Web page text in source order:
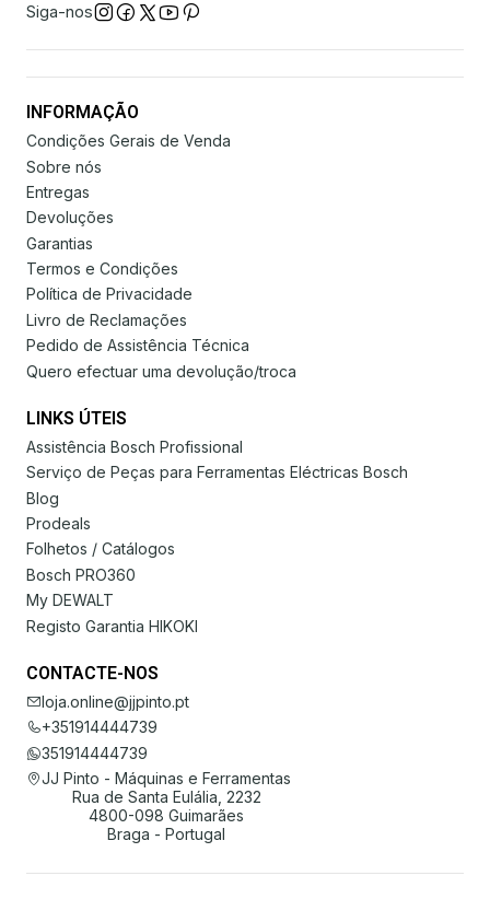
Siga-nos
INFORMAÇÃO
Condições Gerais de Venda
Sobre nós
Entregas
Devoluções
Garantias
Termos e Condições
Política de Privacidade
Livro de Reclamações
Pedido de Assistência Técnica
Quero efectuar uma devolução/troca
LINKS ÚTEIS
Assistência Bosch Profissional
Serviço de Peças para Ferramentas Eléctricas Bosch
Blog
Prodeals
Folhetos / Catálogos
Bosch PRO360
My DEWALT
Registo Garantia HIKOKI
CONTACTE-NOS
loja.online@jjpinto.pt
+351914444739
351914444739
JJ Pinto - Máquinas e Ferramentas
Rua de Santa Eulália, 2232
4800-098 Guimarães
Braga - Portugal